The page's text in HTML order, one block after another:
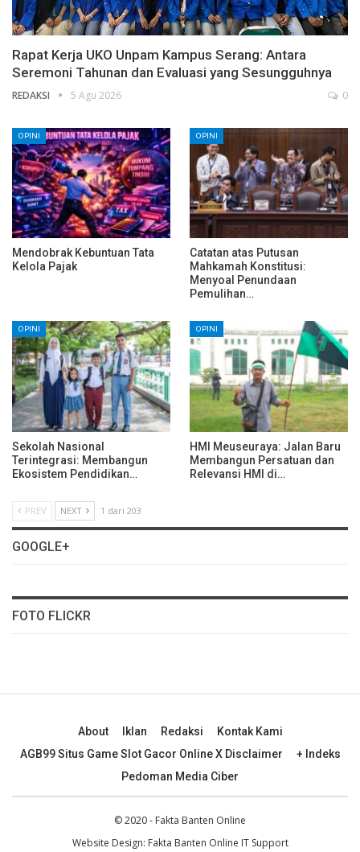
Rapat Kerja UKO Unpam Kampus Serang: Antara
Seremoni Tahunan dan Evaluasi yang Sesungguhnya
REDAKSI 5 Agu 2026 0
OPINI
Mendobrak Kebuntuan Tata
Kelola Pajak
OPINI
Catatan atas Putusan
Mahkamah Konstitusi:
Menyoal Penundaan
Pemulihan…
OPINI
Sekolah Nasional
Terintegrasi: Membangun
Ekosistem Pendidikan…
OPINI
HMI Meuseuraya: Jalan Baru
Membangun Persatuan dan
Relevansi HMI di…
PREV NEXT 1 dari 203
GOOGLE+
FOTO FLICKR
About Iklan Redaksi
Kontak Kami
AGB99 Situs Game Slot Gacor Online X Disclaimer
+ Indeks
Pedoman Media Ciber
© 2020 - Fakta Banten Online
Website Design: Fakta Banten Online IT Support